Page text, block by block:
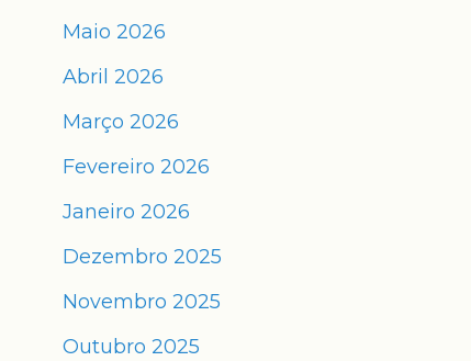
Maio 2026
Abril 2026
Março 2026
Fevereiro 2026
Janeiro 2026
Dezembro 2025
Novembro 2025
Outubro 2025